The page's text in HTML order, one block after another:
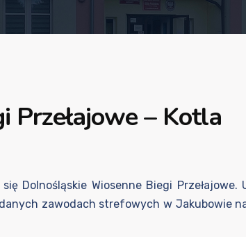
Przełajowe – Kotla
Dolnośląskie Wiosenne Biegi
zawodach strefowych w Jakubowie